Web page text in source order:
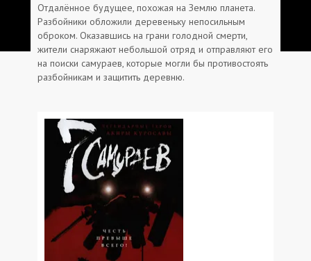
Отдалённое будущее, похожая на Землю планета.
Разбойники обложили деревеньку непосильным
оброком. Оказавшись на грани голодной смерти,
жители снаряжают небольшой отряд и отправляют его
на поиски самураев, которые могли бы противостоять
разбойникам и защитить деревню.